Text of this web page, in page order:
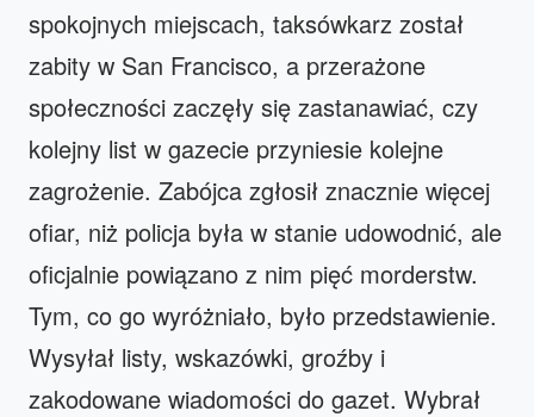
spokojnych miejscach, taksówkarz został
zabity w San Francisco, a przerażone
społeczności zaczęły się zastanawiać, czy
kolejny list w gazecie przyniesie kolejne
zagrożenie. Zabójca zgłosił znacznie więcej
ofiar, niż policja była w stanie udowodnić, ale
oficjalnie powiązano z nim pięć morderstw.
Tym, co go wyróżniało, było przedstawienie.
Wysyłał listy, wskazówki, groźby i
zakodowane wiadomości do gazet. Wybrał